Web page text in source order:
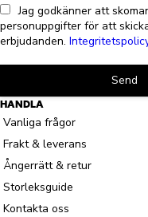
Jag godkänner att
personuppgifter för att
erbjudanden.
Send
HANDLA
Vanliga frågor
Frakt & leverans
Ångerrätt & retur
Storleksguide
Kontakta oss